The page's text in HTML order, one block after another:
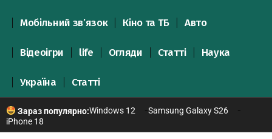
Мобільний зв’язок Кіно та ТБ Авто
Відеоігри life Огляди Статті Наука
Україна Статті
Зараз популярно:Windows 12
Samsung Galaxy S26
iPhone 18